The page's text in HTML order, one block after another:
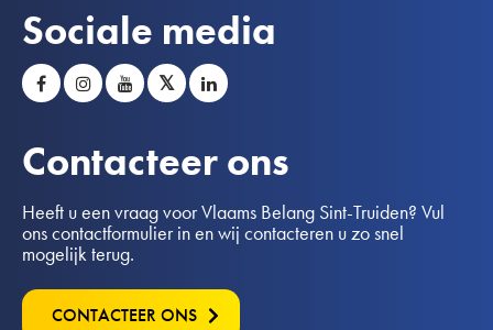
Sociale media
𝕏
Contacteer ons
Heeft u een vraag voor Vlaams Belang Sint-Truiden? Vul
ons contactformulier in en wij contacteren u zo snel
mogelijk terug.
CONTACTEER ONS